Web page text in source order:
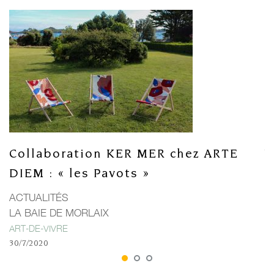
Collaboration KER MER chez ARTE
DIEM : « les Pavots »
ACTUALITÉS
ART-DE-VIVRE
LA BAIE DE MORLAIX
30/7/2020